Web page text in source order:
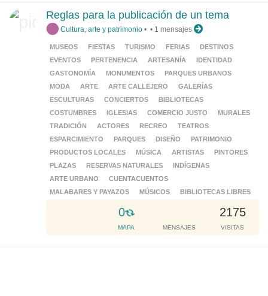
i
n
g
.
.
.
Reglas para la publicación de un tema
Cultura, arte y patrimonio •
MUSEOS FIESTAS TURISMO FERIAS
DESTINOS
EVENTOS
PERTENENCIA ARTESANÍA
IDENTIDAD
GASTONOMÍA
MONUMENTOS
PARQUES URBANOS
MODA
ARTE ARTE CALLEJERO
GALERÍAS
ESCULTURAS
CONCIERTOS
BIBLIOTECAS
COSTUMBRES
IGLESIAS COMERCIO JUSTO
MURALES
TRADICIÓN
ACTORES RECREO
TEATROS
ESPARCIMIENTO
PARQUES DISEÑO
PATRIMONIO
PRODUCTOS LOCALES
MÚSICA ARTISTAS
PINTORES
PLAZAS
RESERVAS NATURALES
INDÍGENAS
ARTE URBANO
CUENTACUENTOS
MALABARES Y PAYAZOS
MÚSICOS BIBLIOTECAS LIBRES
0
L
o
a
MAPA MENSAJES
2175
VISITAS
• 1 mensajes